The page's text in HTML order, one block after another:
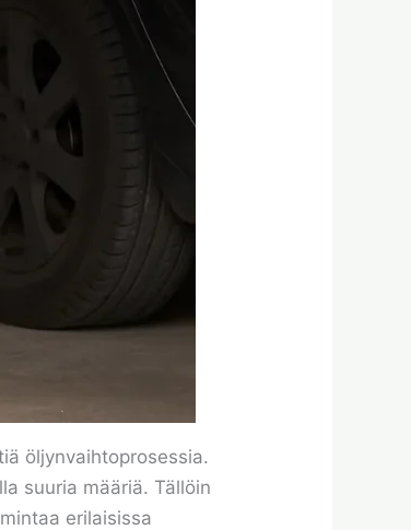
öljynvaihtoprosessia.
suuria määriä. Tällöin
erilaisissa